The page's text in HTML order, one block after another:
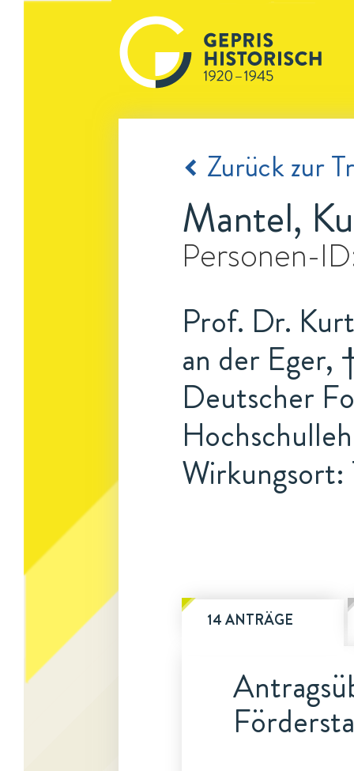
Zurück zur
Mantel,
Personen-
Prof. Dr.
an der Eger,
Deutscher
Wirkungsort:
14 ANTRÄGE